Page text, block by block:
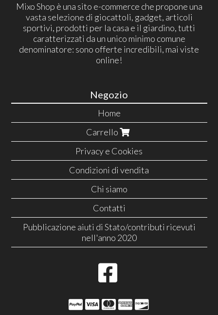
Mixo Shop è una sito e-commerce che propone una
vasta selezione di giocattoli, gadget, articoli
sportivi, prodotti per la casa e il giardino, tutti
caratterizzati da un unico minimo comune
denominatore: sono offerte incredibili, mai viste
online!
Negozio
Home
Carrello
Privacy e Cookies
Condizioni di vendita
Chi siamo
Contatti
Pubblicazione aiuti di Stato/contributi ricevuti
nell'anno 2020